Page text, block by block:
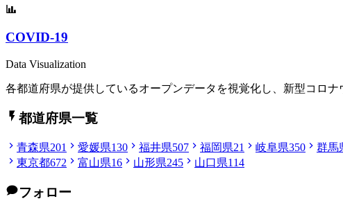
COVID-19
Data Visualization
各都道府県が提供しているオープンデータを視覚化し、新型コロ
都道府県一覧
青森県201 愛媛県130 福井県507 福岡県21 岐阜県350 群馬
東京都672 富山県16 山形県245 山口県114
フォロー